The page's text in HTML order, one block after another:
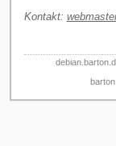
Kontakt: